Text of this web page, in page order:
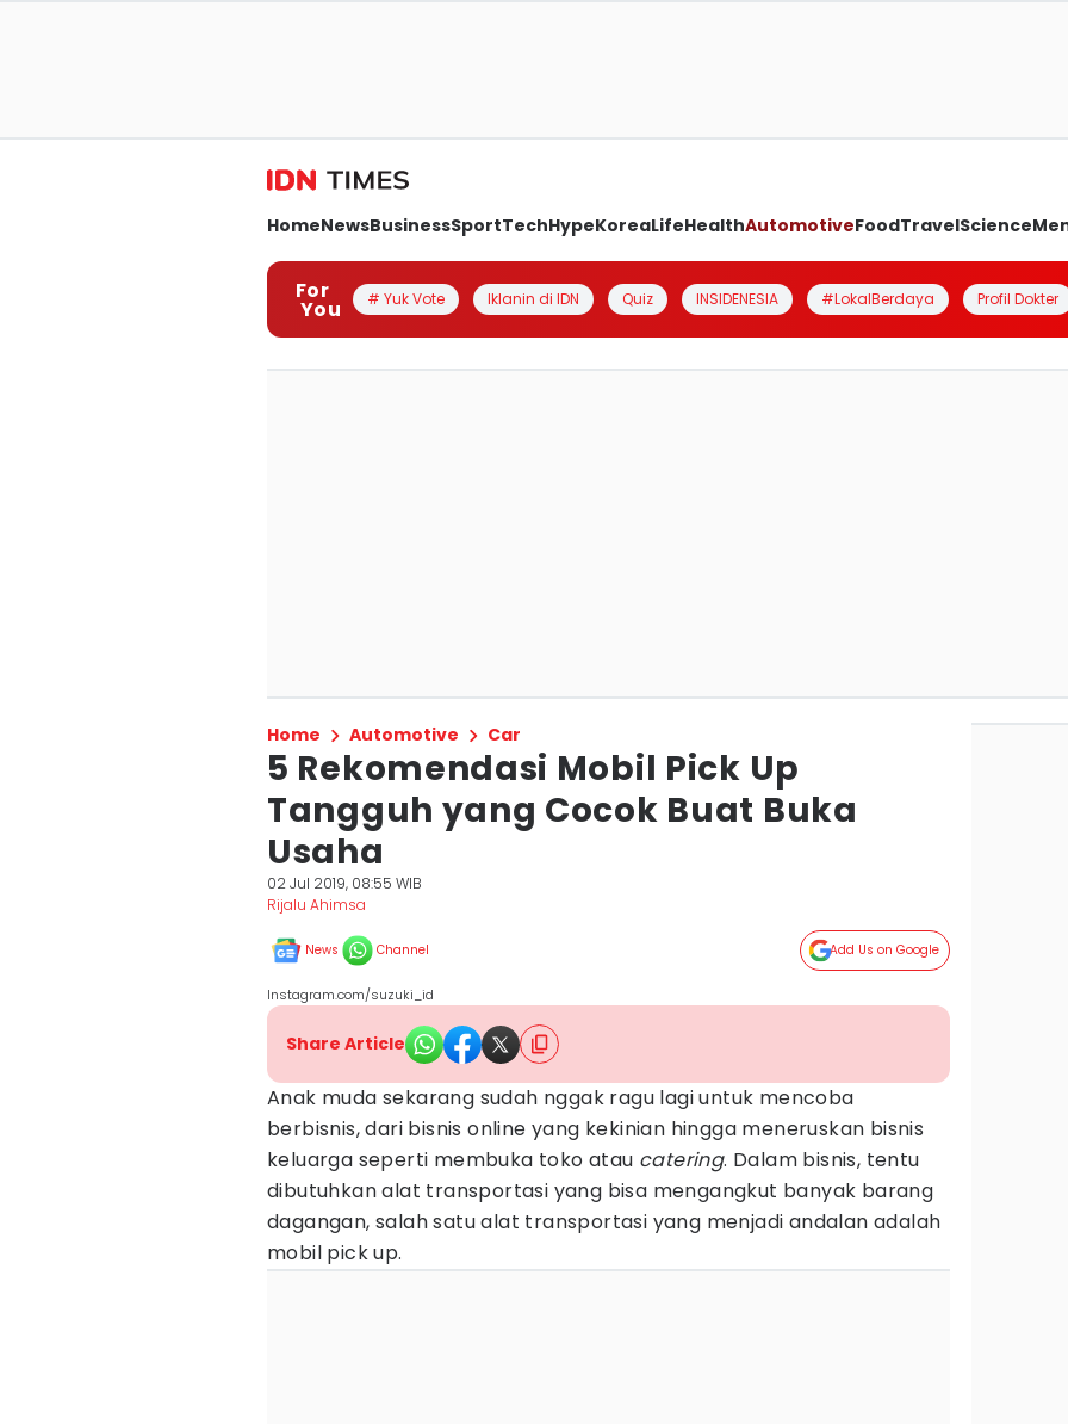
HomeNewsBusinessSportTechHypeKoreaLifeHealthAutomotiveFoodTravelScience
For
You # Yuk Vote Iklanin di IDN Quiz INSIDENESIA #LokalBerdaya Profil Dokter
Home Automotive Car
5 Rekomendasi Mobil Pick Up
Tangguh yang Cocok Buat Buka
Usaha
02 Jul 2019, 08:55 WIB
Rijalu Ahimsa
News Channel Add Us on Google
Instagram.com/suzuki_id
Share Article
Anak muda sekarang sudah nggak ragu lagi untuk mencoba
berbisnis, dari bisnis online yang kekinian hingga meneruskan bisnis
keluarga seperti membuka toko atau catering. Dalam bisnis, tentu
dibutuhkan alat transportasi yang bisa mengangkut banyak barang
dagangan, salah satu alat transportasi yang menjadi andalan adalah
mobil pick up.